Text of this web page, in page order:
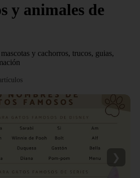
y animales de
y cachorros, trucos, guias,
❯